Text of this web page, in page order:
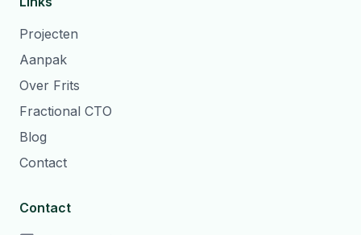
Projecten
Aanpak
Over Frits
Fractional CTO
Blog
Contact
Contact